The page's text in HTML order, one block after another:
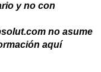
y no con
no asume
aquí